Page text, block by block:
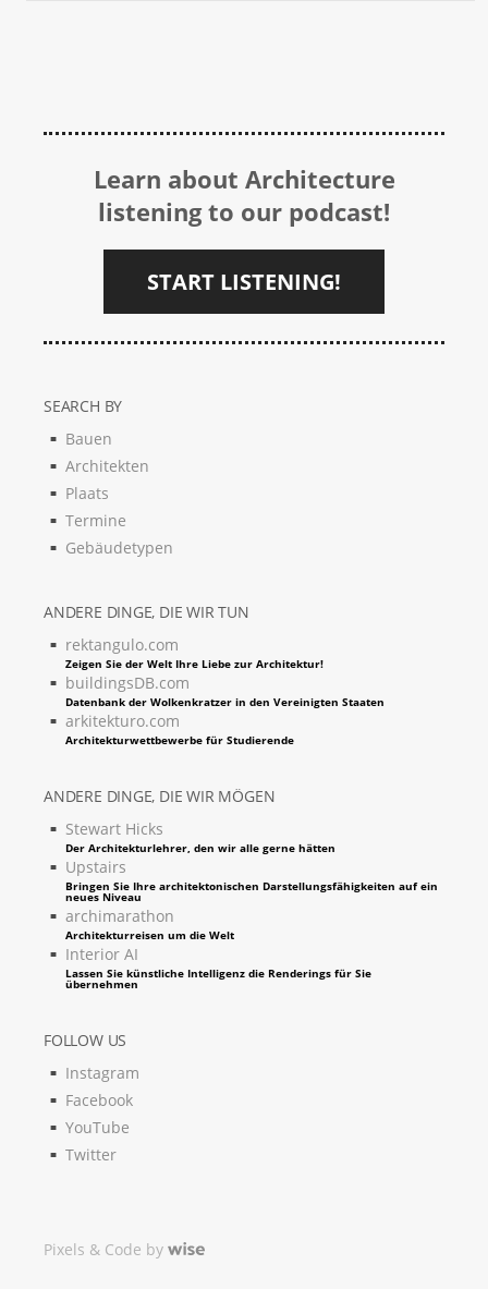
Learn about Architecture
listening to our podcast!
START LISTENING!
SEARCH BY
Bauen
Architekten
Plaats
Termine
Gebäudetypen
ANDERE DINGE, DIE WIR TUN
rektangulo.com
Zeigen Sie der Welt Ihre Liebe zur Architektur!
buildingsDB.com
Datenbank der Wolkenkratzer in den Vereinigten Staaten
arkitekturo.com
Architekturwettbewerbe für Studierende
ANDERE DINGE, DIE WIR MÖGEN
Stewart Hicks
Der Architekturlehrer, den wir alle gerne hätten
Upstairs
Bringen Sie Ihre architektonischen Darstellungsfähigkeiten auf ein
neues Niveau
archimarathon
Architekturreisen um die Welt
Interior AI
Lassen Sie künstliche Intelligenz die Renderings für Sie
übernehmen
FOLLOW US
Instagram
Facebook
YouTube
Twitter
Pixels & Code by